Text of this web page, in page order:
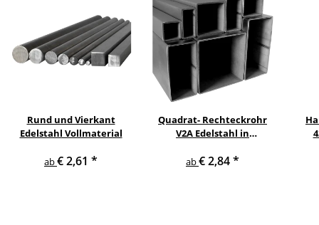
Rund und Vierkant
Edelstahl Vollmaterial
ab€ 2,61 *
Quadrat- Rechteckrohr
V2A Edelstahl in
Querschnitten und
ab€ 2,84*